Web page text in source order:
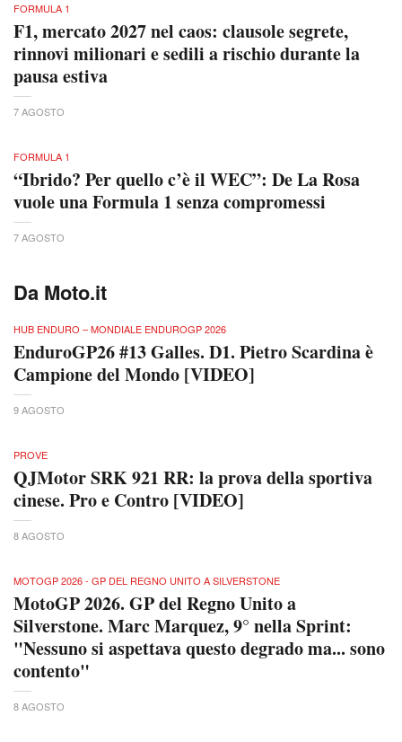
FORMULA 1
F1, mercato 2027 nel caos: clausole segrete,
rinnovi milionari e sedili a rischio durante la
pausa estiva
7 AGOSTO
FORMULA 1
“Ibrido? Per quello c’è il WEC”: De La Rosa
vuole una Formula 1 senza compromessi
7 AGOSTO
Da Moto.it
HUB ENDURO – MONDIALE ENDUROGP 2026
EnduroGP26 #13 Galles. D1. Pietro Scardina è
Campione del Mondo [VIDEO]
9 AGOSTO
PROVE
QJMotor SRK 921 RR: la prova della sportiva
cinese. Pro e Contro [VIDEO]
8 AGOSTO
MOTOGP 2026 - GP DEL REGNO UNITO A SILVERSTONE
MotoGP 2026. GP del Regno Unito a
Silverstone. Marc Marquez, 9° nella Sprint:
"Nessuno si aspettava questo degrado ma... sono
contento"
8 AGOSTO